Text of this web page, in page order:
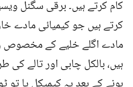
کام کرتے ہیں۔ برقی سگنل
کرتے ہیں جو کیمیائی مادے
مادے اگلے خلیے کے مخصوص
ہیں، بالکل چابی اور تالے کی